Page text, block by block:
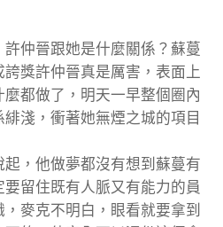
仲晉跟她是什麼關係？蘇蔓
獎許仲晉真是厲害，表面上
都做了，明天一早整個圈內
淺，衝著她無煙之城的項目
，他做夢都沒有想到蘇蔓有
留住既有人脈又有能力的員
麥克不明白，眼看就要拿到